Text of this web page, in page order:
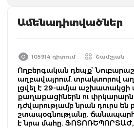
Ամենադիտվածներ
105914 դիտում Շամշյան
Ողբերգական դեպք՝
աղբավայրում. տրակտորով
լցվել է 29-ամյա աշխատակցի
քաղաքացիներն ու
դժվարությամբ նրան դուրս են
շտապօգնությանը.
է նրա մահը.